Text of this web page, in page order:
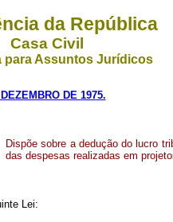
da República
Casa Civil
para Assuntos Jurídicos
DE 1975.
Dispõe sobre a dedução do lucro
das despesas realizadas em
Lei: